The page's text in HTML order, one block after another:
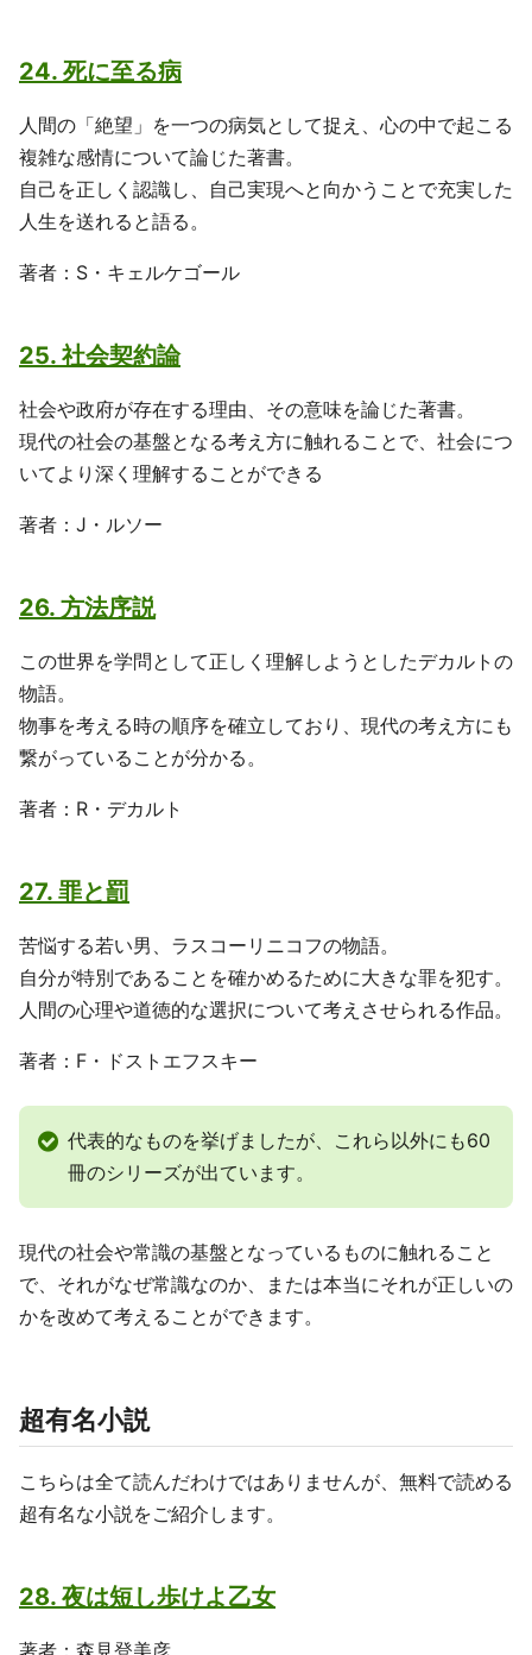
24. 死に至る病
人間の「絶望」を一つの病気として捉え、心の中で起こる
複雑な感情について論じた著書。
自己を正しく認識し、自己実現へと向かうことで充実した
人生を送れると語る。
著者：S・キェルケゴール
25. 社会契約論
社会や政府が存在する理由、その意味を論じた著書。
現代の社会の基盤となる考え方に触れることで、社会につ
いてより深く理解することができる
著者：J・ルソー
26. 方法序説
この世界を学問として正しく理解しようとしたデカルトの
物語。
物事を考える時の順序を確立しており、現代の考え方にも
繋がっていることが分かる。
著者：R・デカルト
27. 罪と罰
苦悩する若い男、ラスコーリニコフの物語。
自分が特別であることを確かめるために大きな罪を犯す。
人間の心理や道徳的な選択について考えさせられる作品。
著者：F・ドストエフスキー
代表的なものを挙げましたが、これら以外にも60
冊のシリーズが出ています。
現代の社会や常識の基盤となっているものに触れること
で、それがなぜ常識なのか、または本当にそれが正しいの
かを改めて考えることができます。
超有名小説
こちらは全て読んだわけではありませんが、無料で読める
超有名な小説をご紹介します。
28. 夜は短し歩けよ乙女
著者：森見登美彦